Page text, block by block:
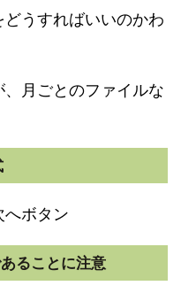
うすればいいのかわ
月ごとのファイルな
ボタン
ることに注意